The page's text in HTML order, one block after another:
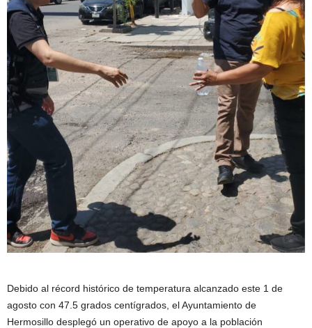
Debido al récord histórico de temperatura alcanzado este 1 de
agosto con 47.5 grados centígrados, el Ayuntamiento de
Hermosillo desplegó un operativo de apoyo a la población